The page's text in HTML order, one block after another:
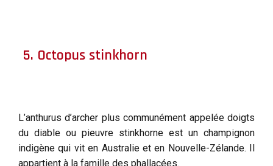
5. Octopus stinkhorn
L’anthurus d’archer plus communément appelée doigts
du diable ou pieuvre stinkhorne est un champignon
indigène qui vit en Australie et en Nouvelle-Zélande. Il
appartient à la famille des phallacées.